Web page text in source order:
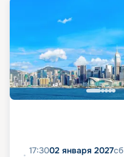
17:3002 января 2027сб